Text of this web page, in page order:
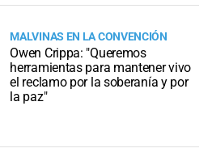
MALVINAS EN LA CONVENCIÓN
Owen Crippa: "Queremos
herramientas para mantener vivo
el reclamo por la soberanía y por
la paz"